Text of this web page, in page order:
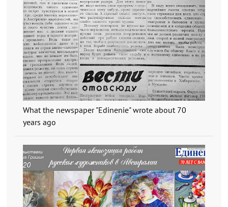
What the newspaper "Edinenie" wrote about 70
years ago